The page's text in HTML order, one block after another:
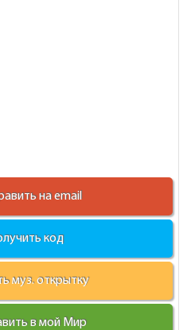
на email
код
муз. открытку
в мой Мир